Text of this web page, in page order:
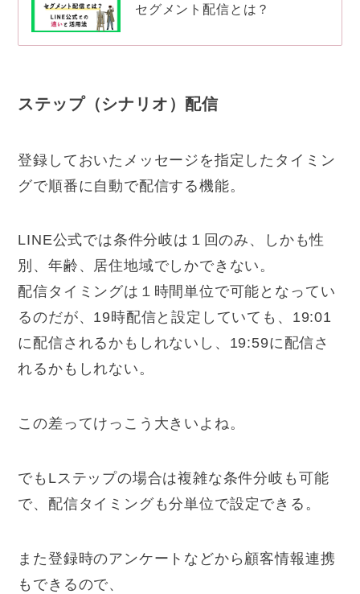
セグメント配信とは？
ステップ（シナリオ）配信
登録しておいたメッセージを指定したタイミン
グで順番に自動で配信する機能。
LINE公式では条件分岐は１回のみ、しかも性
別、年齢、居住地域でしかできない。
配信タイミングは１時間単位で可能となってい
るのだが、19時配信と設定していても、19:01
に配信されるかもしれないし、19:59に配信さ
れるかもしれない。
この差ってけっこう大きいよね。
でもLステップの場合は複雑な条件分岐も可能
で、配信タイミングも分単位で設定できる。
また登録時のアンケートなどから顧客情報連携
もできるので、